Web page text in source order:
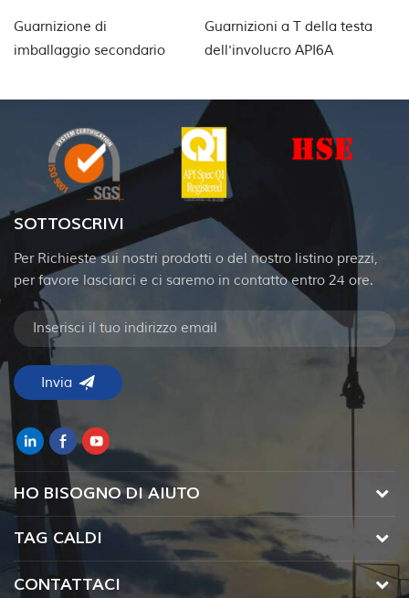
Guarnizione di
imballaggio secondario
Guarnizioni a T della testa
dell'involucro API6A
SOTTOSCRIVI
Per Richieste sui nostri prodotti o del nostro listino prezzi,
per favore lasciarci e ci saremo in contatto entro 24 ore.
HO BISOGNO DI AIUTO
TAG CALDI
CONTATTACI